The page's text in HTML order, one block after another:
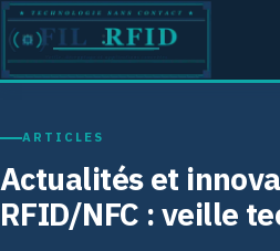
ARTICLES
Actualités et
RFID/NFC : veille